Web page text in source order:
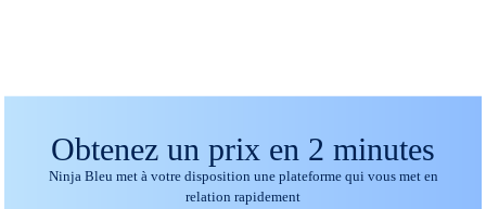
Obtenez un prix en 2 minutes
Ninja Bleu met à votre disposition une plateforme qui vous met en
relation rapidement